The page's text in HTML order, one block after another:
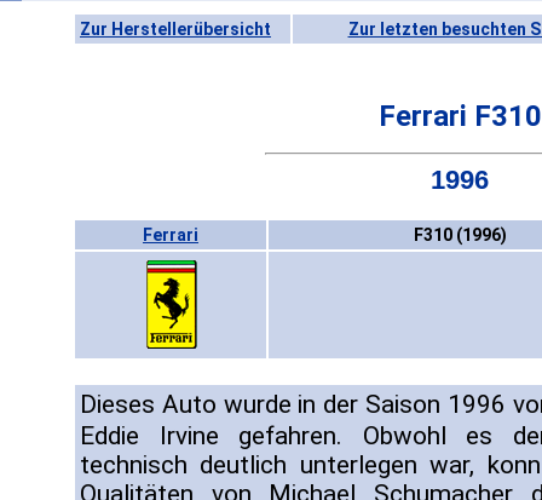
Zur Herstellerübersicht Zur letzten besuchten
Ferrari F310
1996
Ferrari F310 (1996)
Dieses Auto wurde in der Saison 1996
Eddie Irvine gefahren. Obwohl es
technisch deutlich unterlegen war,
Qualitäten von Michael Schumacher